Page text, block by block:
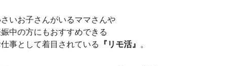
いお子さんがいるママさんや
中の方にもおすすめできる
事として着目されている
『リモ活』 。